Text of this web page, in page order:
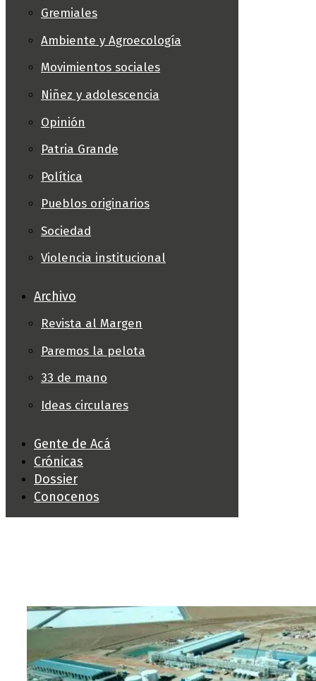
Gremiales
Ambiente y Agroecología
Movimientos sociales
Niñez y adolescencia
Opinión
Patria Grande
Política
Pueblos originarios
Sociedad
Violencia institucional
Archivo
Revista al Margen
Paremos la pelota
33 de mano
Ideas circulares
Gente de Acá
Crónicas
Dossier
Conocenos